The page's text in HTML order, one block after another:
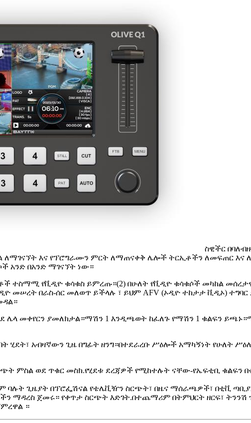
ስዊችር
እና የፕሮግራሙን ምርት ለማጠናቀቅ ሌሎች ትርኢቶችን ለመፍጠር እና
አንድ በአንድ ማገናኘት ነው።
ተስማሚ የቪዲዮ ቁሳቁስ ይምረጡ።(2) በሁለት የቪዲዮ ቁሳቁሶች መካከል
መሠረት በራስ-ሰር መለወጥ ይችላሉ ፣ ይህም AFV (ኦዲዮ ተከታታ ቪዲኦ) ተግባር
ሌላ መቀየርን ያመለክታል።ማሽን 1 እንዲጫወት ከፈለጉ የማሽን 1 ቁልፍን
ሂደት፣ አብዛኛውን ጊዜ በግፊት ዘንግ።በተደራረቡ ሥዕሎች አማካኝነት የሁለት
ምስል ወደ ጥቁር መስክ.የሂደቱ ደረጃዎች የሚከተሉት ናቸው-የኤፍቲቢ ቁልፍን
ባሉት ጊዜያት በፕሮፌሽናል የቴሌቪዥን ስርጭት፣ በዜና ማሰራጫዎች፣ በቲቪ
ማዳረስ ጀመሩ። የቀጥታ ስርጭት እድገት.በተጨማሪም በትምህርት ዘርፍ፣
።